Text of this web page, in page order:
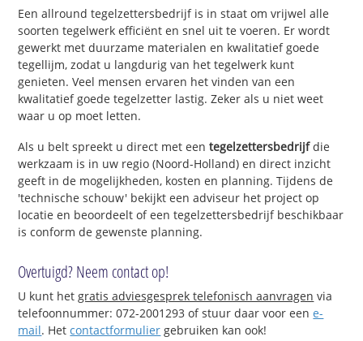
Een allround tegelzettersbedrijf is in staat om vrijwel alle
soorten tegelwerk efficiënt en snel uit te voeren. Er wordt
gewerkt met duurzame materialen en kwalitatief goede
tegellijm, zodat u langdurig van het tegelwerk kunt
genieten. Veel mensen ervaren het vinden van een
kwalitatief goede tegelzetter lastig. Zeker als u niet weet
waar u op moet letten.
Als u belt spreekt u direct met eentegelzettersbedrijfdie
werkzaam is in uw regio (Noord-Holland) en direct inzicht
geeft in de mogelijkheden, kosten en planning. Tijdens de
'technische schouw' bekijkt een adviseur het project op
locatie en beoordeelt of een tegelzettersbedrijf beschikbaar
is conform de gewenste planning.
Overtuigd? Neem contact op!
U kunt hetgratis adviesgesprek telefonisch aanvragen via
telefoonnummer: 072-2001293 of stuur daar voor eene-
mail. Hetcontactformulier gebruiken kan ook!